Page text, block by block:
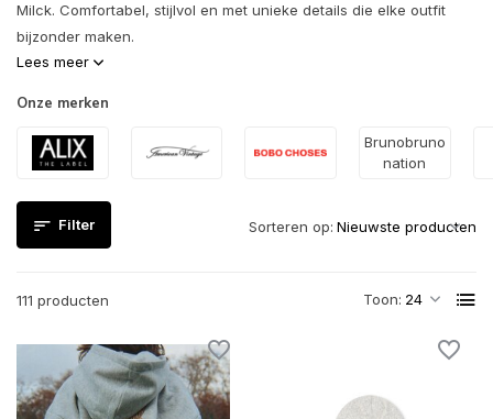
Milck. Comfortabel, stijlvol en met unieke details die elke outfit
bijzonder maken.
Lees meer
Onze merken
Brunobruno
nation
Filter
111 producten Toon:
Sorteren op: